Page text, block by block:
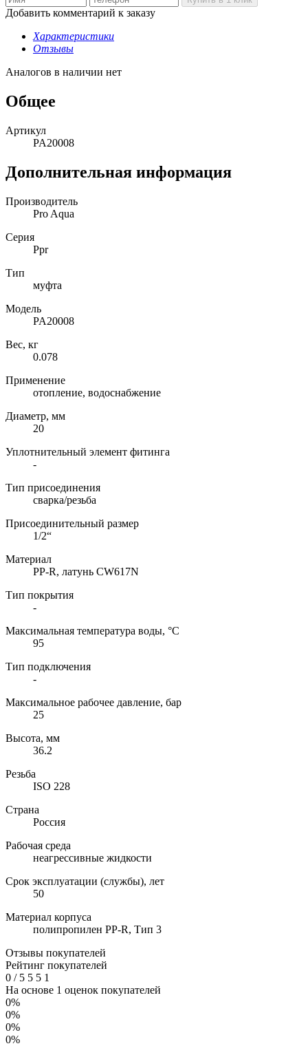
Добавить комментарий к заказу
Характеристики
Отзывы
Аналогов в наличии нет
Общее
Артикул
PA20008
Дополнительная информация
Производитель
Pro Aqua
Серия
Ppr
Тип
муфта
Модель
PA20008
Вес, кг
0.078
Применение
отопление, водоснабжение
Диаметр, мм
20
Уплотнительный элемент фитинга
-
Тип присоединения
сварка/резьба
Присоединительный размер
1/2“
Материал
PP-R, латунь CW617N
Тип покрытия
-
Максимальная температура воды, °C
95
Тип подключения
-
Максимальное рабочее давление, бар
25
Высота, мм
36.2
Резьба
ISO 228
Страна
Россия
Рабочая среда
неагрессивные жидкости
Срок эксплуатации (службы), лет
50
Материал корпуса
полипропилен PP-R, Тип 3
Отзывы покупателей
Рейтинг покупателей
0 /5 5 5 1
На основе 1 оценок покупателей
0%
0%
0%
0%